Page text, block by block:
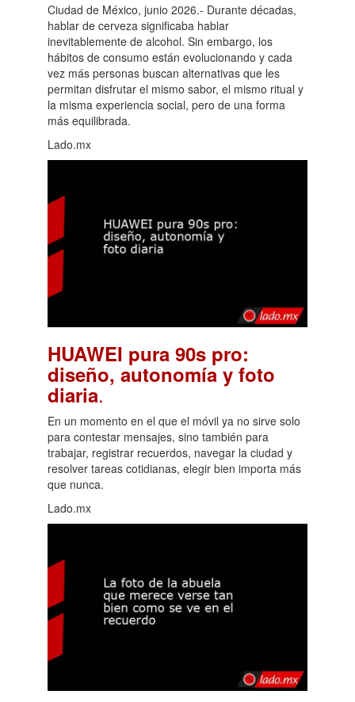
Ciudad de México, junio 2026.- Durante décadas,
hablar de cerveza significaba hablar
inevitablemente de alcohol. Sin embargo, los
hábitos de consumo están evolucionando y cada
vez más personas buscan alternativas que les
permitan disfrutar el mismo sabor, el mismo ritual y
la misma experiencia social, pero de una forma
más equilibrada.
Lado.mx
HUAWEI pura 90s pro:
diseño, autonomía y foto
diaria.
En un momento en el que el móvil ya no sirve solo
para contestar mensajes, sino también para
trabajar, registrar recuerdos, navegar la ciudad y
resolver tareas cotidianas, elegir bien importa más
que nunca.
Lado.mx